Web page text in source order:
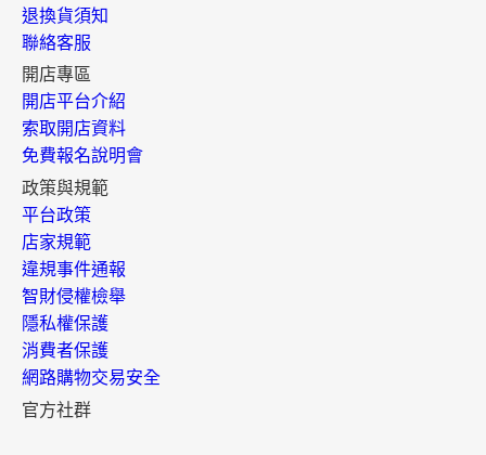
退換貨須知
聯絡客服
開店專區
開店平台介紹
索取開店資料
免費報名說明會
政策與規範
平台政策
店家規範
違規事件通報
智財侵權檢舉
隱私權保護
消費者保護
網路購物交易安全
官方社群